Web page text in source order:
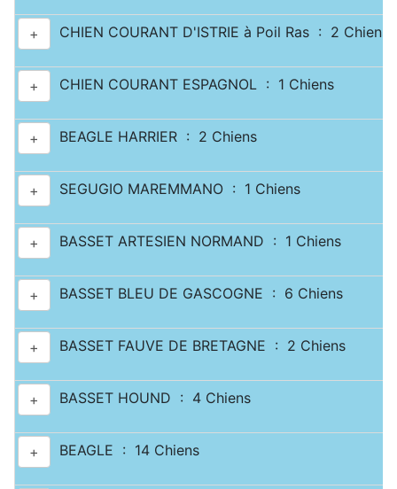
+ CHIEN COURANT D'ISTRIE à Poil Ras : 2 Chiens
+ CHIEN COURANT ESPAGNOL : 1 Chiens
+ BEAGLE HARRIER : 2 Chiens
+ SEGUGIO MAREMMANO : 1 Chiens
+ BASSET ARTESIEN NORMAND : 1 Chiens
+ BASSET BLEU DE GASCOGNE : 6 Chiens
+ BASSET FAUVE DE BRETAGNE : 2 Chiens
+ BASSET HOUND : 4 Chiens
+ BEAGLE : 14 Chiens